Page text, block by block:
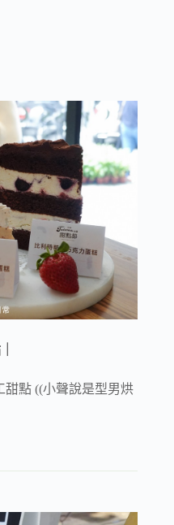
甜點 ((小聲說是型男烘